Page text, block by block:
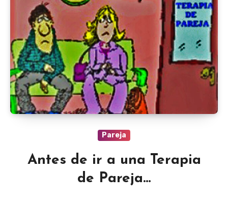
Pareja
Antes de ir a una Terapia
de Pareja…